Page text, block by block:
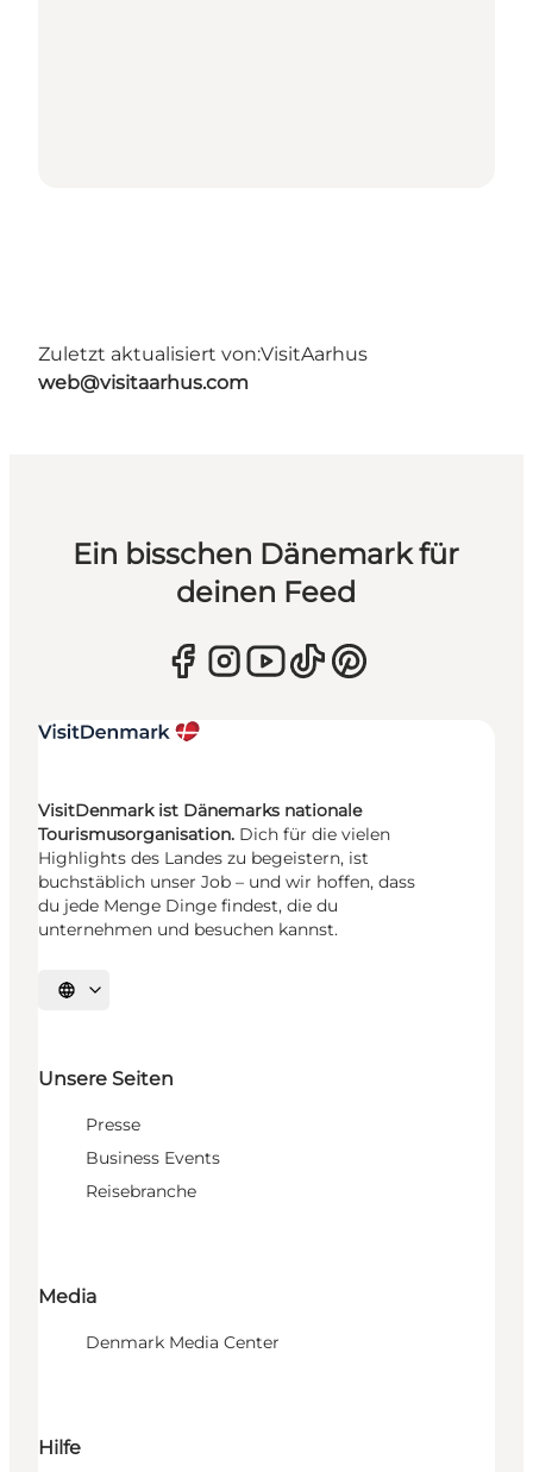
Zuletzt aktualisiert von:VisitAarhus
web@visitaarhus.com
Ein bisschen Dänemark für
deinen Feed
VisitDenmark ist Dänemarks nationale
Tourismusorganisation. Dich für die vielen
Highlights des Landes zu begeistern, ist
buchstäblich unser Job – und wir hoffen, dass
du jede Menge Dinge findest, die du
unternehmen und besuchen kannst.
Sprache auswählen
Unsere Seiten
Presse
Business Events
Reisebranche
Media
Denmark Media Center
Hilfe